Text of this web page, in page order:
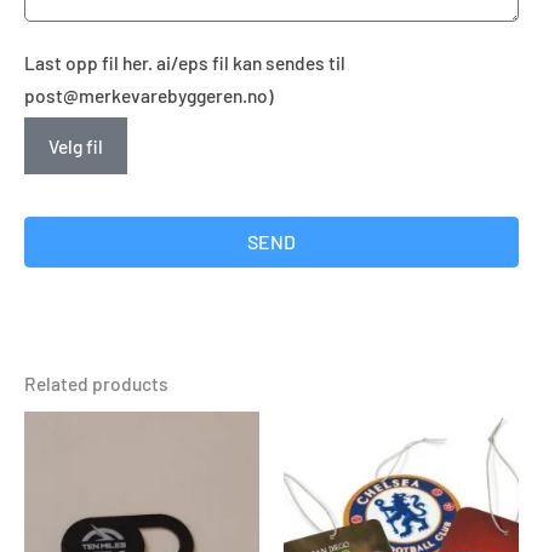
Last opp fil her. ai/eps fil kan sendes til
post@merkevarebyggeren.no)
Velg fil
SEND
Related products